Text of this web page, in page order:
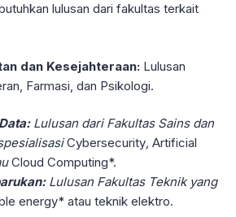
lulusan dari fakultas terkait
dan Kesejahteraan: Lulusan
Farmasi, dan Psikologi.
Lulusan dari Fakultas Sains dan
Cybersecurity, Artificial
Cloud Computing*.
Lulusan Fakultas Teknik yang
energy* atau teknik elektro.